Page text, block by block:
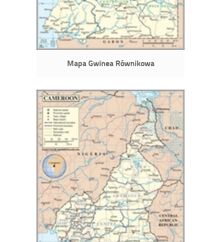
Mapa Gwinea Równikowa